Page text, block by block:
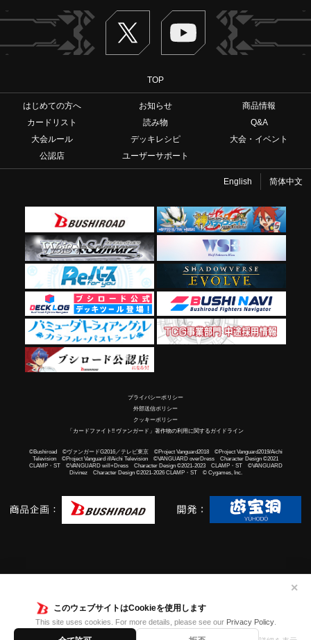
このウェブサイトはCookieを使用します
This site uses cookies. For more details, please see our Privacy Policy.
✕
Twitter ヴァンガードch
TOP
はじめての方へ お知らせ
商品情報
カードリスト
読み物
Q&A
大会ルール
デッキレシピ
大会・イベント
公認店
ユーザーサポート
English 简体中文
プライバシーポリシー
外部送信ポリシー
クッキーポリシー
「カードファイト!! ヴァンガード」著作物の利用に関するガイドライン
©Bushiroad ©ヴァンガードG2016／テレビ東京 ©Project Vanguard2018 ©Project Vanguard2019/Aichi
Television ©Project Vanguard if/Aichi Television ©VANGUARD overDress Character Design ©2021
CLAMP・ST ©VANGUARD will+Dress Character Design ©2021-2023 CLAMP・ST ©VANGUARD
Divinez Character Design ©2021-2026 CLAMP・ST © Cygames, Inc.